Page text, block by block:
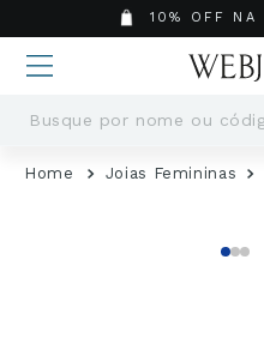
10% OFF NA
Busque por nome ou
Joias Femininas
Termos mais buscados